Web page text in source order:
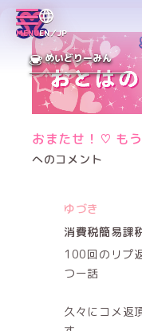
MENUEN／JP
めいどりーみん
おまたせ！♡ も
へのコメント
ゆづき
消費税簡易課
100回のリプ
つー話
久々にコメ返